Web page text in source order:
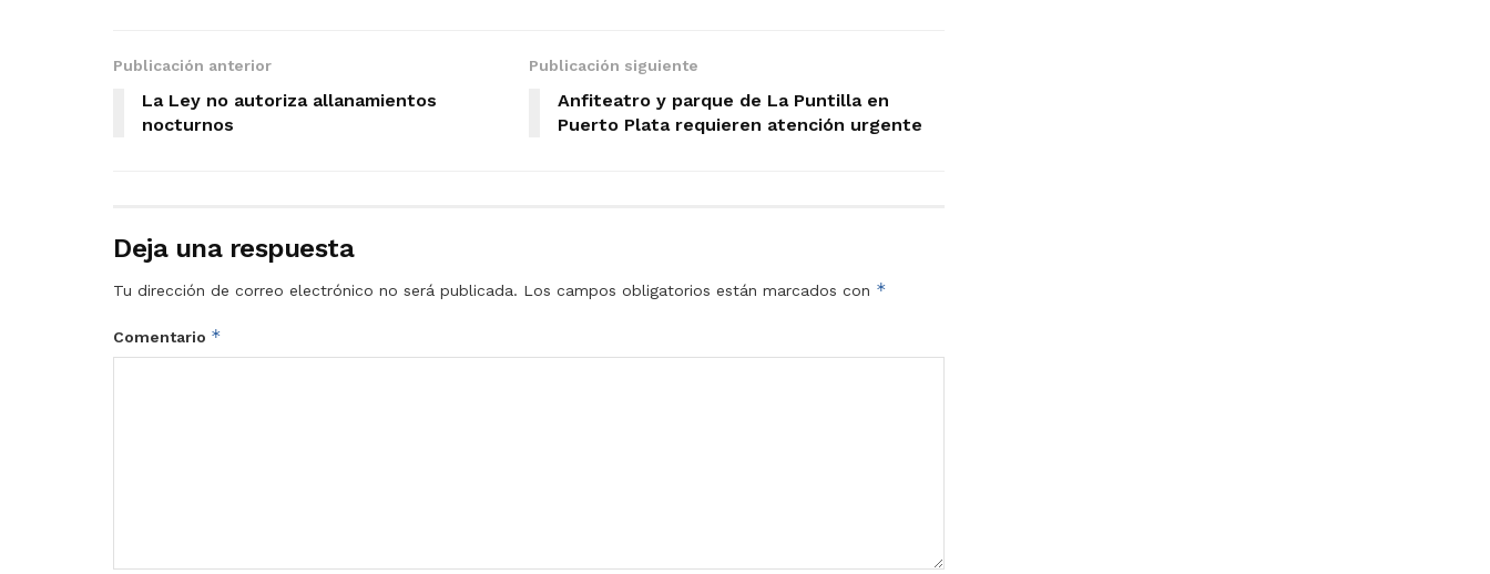
Publicación anterior
La Ley no autoriza allanamientos
nocturnos
Publicación siguiente
Anfiteatro y parque de La Puntilla en
Puerto Plata requieren atención urgente
Deja una respuesta
Tu dirección de correo electrónico no será publicada. Los campos obligatorios están marcados con *
Comentario *